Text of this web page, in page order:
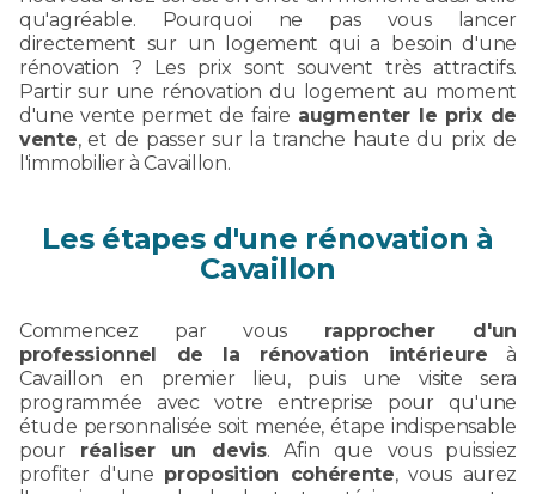
qu'agréable. Pourquoi ne pas vous lancer
directement sur un logement qui a besoin d'une
rénovation ? Les prix sont souvent très attractifs.
Partir sur une rénovation du logement au moment
d'une vente permet de faire augmenter le prix de
vente, et de passer sur la tranche haute du prix de
l'immobilier à Cavaillon.
Les étapes d'une rénovation à
Cavaillon
Commencez par vous rapprocher d'un
professionnel de la rénovation intérieure à
Cavaillon en premier lieu, puis une visite sera
programmée avec votre entreprise pour qu'une
étude personnalisée soit menée, étape indispensable
pour réaliser un devis. Afin que vous puissiez
profiter d'une proposition cohérente, vous aurez